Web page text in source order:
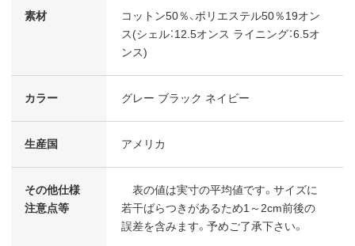
素材
コットン50％、ポリエステル50％19オン
ス(シェル：12.5オンス ライニング：6.5オ
ンス)
カラー グレー ブラック ネイビー
生産国 アメリカ
その他仕様
注意点等
表の値は実寸の平均値です。サイズに
若干ばらつきがあるため1～2cm前後の
誤差を含みます。予めご了承下さい。